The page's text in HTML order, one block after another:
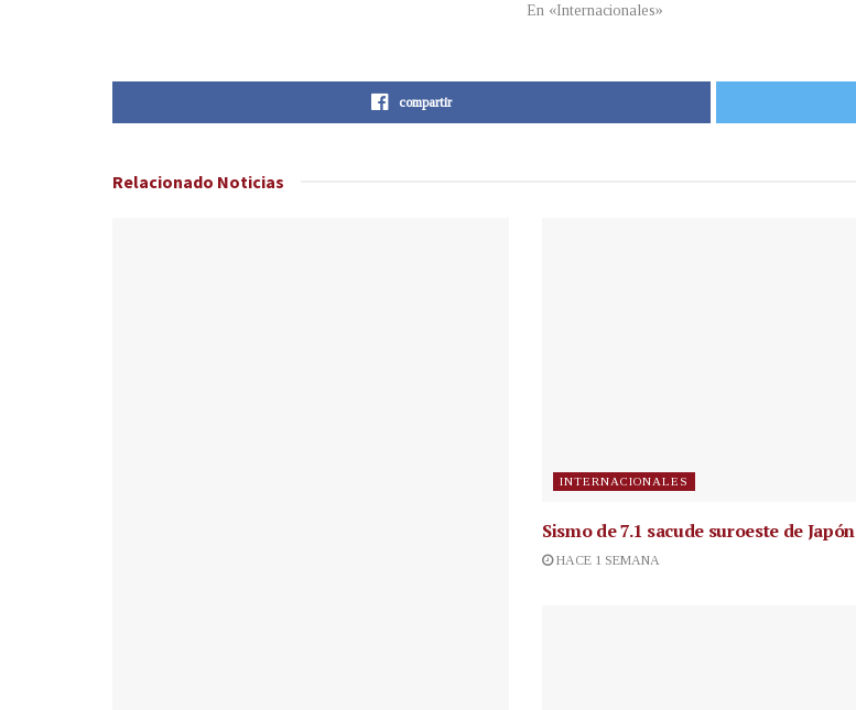
En «Internacionales»
compartir
Relacionado Noticias
INTERNACIONALES
Sismo de 7.1 sacude suroeste de Japón
HACE 1 SEMANA